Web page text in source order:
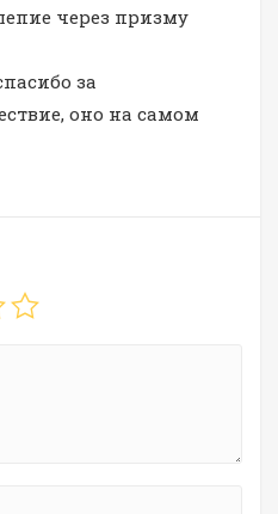
через призму
за
оно на самом